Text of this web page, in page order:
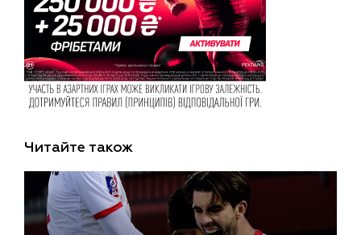
Читайте також